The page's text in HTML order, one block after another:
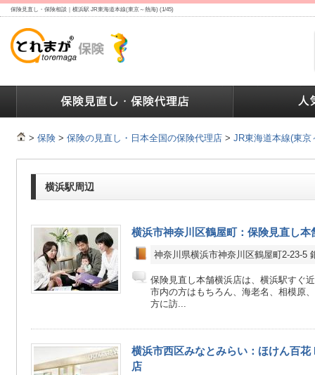
保険見直し・保険相談｜横浜駅 JR東海道本線(東京～熱海) (1/45)
> 保険 > 保険の見直し・日本全国の保険代理店 > JR東海道本線(東京
横浜駅周辺
横浜市神奈川区鶴屋町：保険見直し本
神奈川県横浜市神奈川区鶴屋町2-23-5
保険見直し本舗横浜店は、横浜駅すぐ
市内の方はもちろん、海老名、相模原
方に訪...
横浜市西区みなとみらい：ほけん百
店